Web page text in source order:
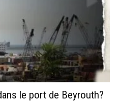
le port de Beyrouth?